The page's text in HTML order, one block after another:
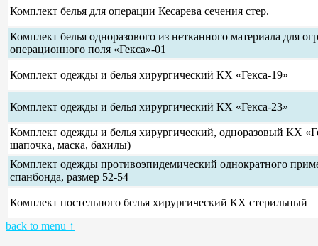
Комплект белья для операции Кесарева сечения стер.
Комплект белья одноразового из нетканного материала для
операционного поля «Гекса»-01
Комплект одежды и белья хирургический КХ «Гекса-19»
Комплект одежды и белья хирургический КХ «Гекса-23»
Комплект одежды и белья хирургический, одноразовый КХ
шапочка, маска, бахилы)
Комплект одежды противоэпидемический однократного
спанбонда, размер 52-54
Комплект постельного белья хирургический КХ стерильный
back to menu ↑